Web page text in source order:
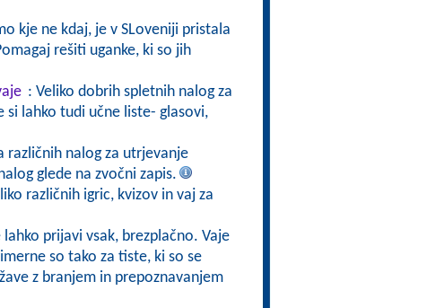
kje ne kdaj, je v SLoveniji pristala
rešiti uganke, ki so jih
: Veliko dobrih spletnih nalog za
si lahko tudi učne liste- glasovi,
različnih nalog za utrjevanje
glede na zvočni zapis.
različnih igric, kvizov in vaj za
prijavi vsak, brezplačno. Vaje
so tako za tiste, ki so se
z branjem in prepoznavanjem